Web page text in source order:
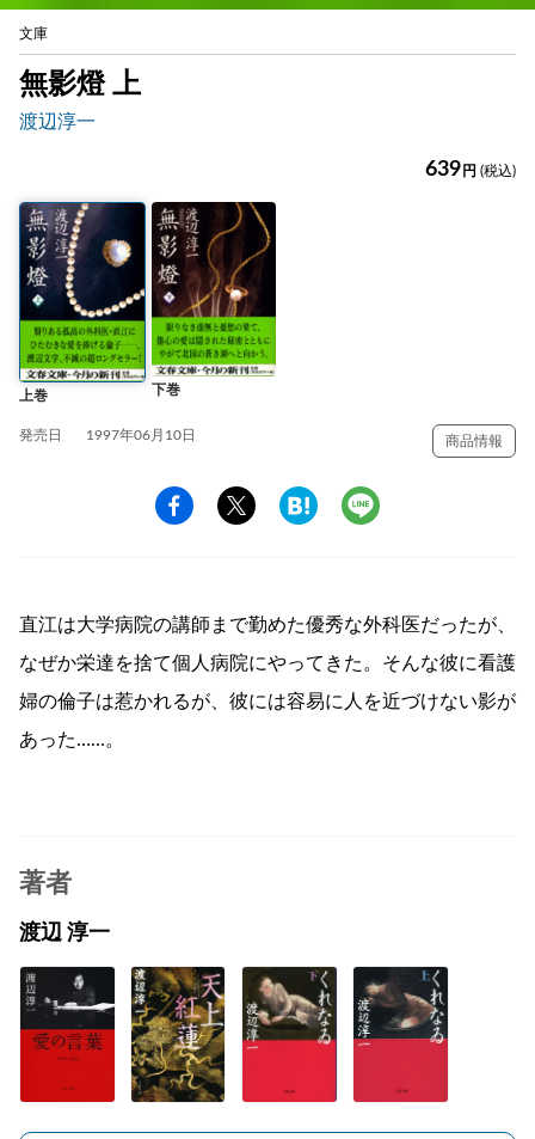
文庫
無影燈 上
渡辺淳一
639 円 (税込)
上巻 下巻
発売日 1997年06月10日 商品情報
直江は大学病院の講師まで勤めた優秀な外科医だったが、
なぜか栄達を捨て個人病院にやってきた。そんな彼に看護
婦の倫子は惹かれるが、彼には容易に人を近づけない影が
あった……。
著者
渡辺 淳一